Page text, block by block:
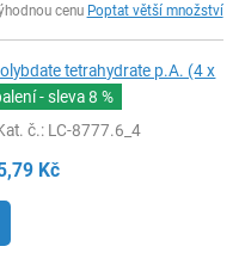
cenu Poptat větší množství
tetrahydrate p.A. (4 x
- sleva8 %
č.: LC-8777.6_4
Kč